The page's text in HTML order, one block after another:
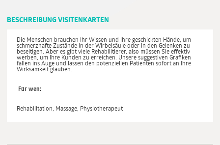
BESCHREIBUNG VISITENKARTEN
Die Menschen brauchen Ihr Wissen und Ihre geschickten Hände, um
schmerzhafte Zustände in der Wirbelsäule oder in den Gelenken zu
beseitigen. Aber es gibt viele Rehabilitierer, also müssen Sie effektiv
werben, um Ihre Kunden zu erreichen. Unsere suggestiven Grafiken
fallen ins Auge und lassen den potenziellen Patienten sofort an Ihre
Wirksamkeit glauben.
Für wen:
Rehabilitation, Massage, Physiotherapeut